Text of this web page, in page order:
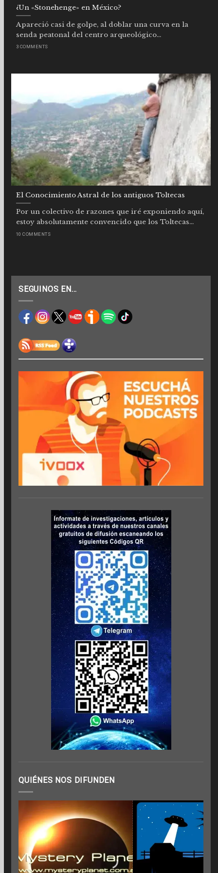
¿Un «Stonehenge» en México?
Apareció casi de golpe, al doblar una curva en la
senda peatonal del centro arqueológico...
3 COMMENTS
El Conocimiento Astral de los antiguos Toltecas
Por un colectivo de razones que iré exponiendo aquí,
estoy absolutamente convencido que los Toltecas...
10 COMMENTS
SEGUINOS EN…
QUIÉNES NOS DIFUNDEN